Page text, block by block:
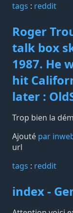
tags️ : reddit
Roger
talk box
1987. He
hit
later :
Trop bien la
Ajouté par
url
tags️ : reddit
index -